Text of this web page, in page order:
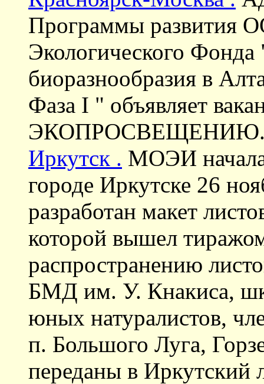
Программы развития
Экологического
биоразнообразия в
Фаза I " объявляет
Иркутск . МОЭИ
городе Иркутске 26
разработан макет
которой вышел
распространению
БМД им. У. Кнакиса,
юных натуралистов,
п. Большого Луга,
переданы в Иркутский